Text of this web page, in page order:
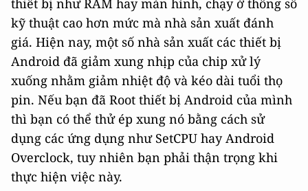
thiết bị như RAM hay màn hình, chạy ở thông số
kỹ thuật cao hơn mức mà nhà sản xuất đánh
giá. Hiện nay, một số nhà sản xuất các thiết bị
Android đã giảm xung nhịp của chip xử lý
xuống nhằm giảm nhiệt độ và kéo dài tuổi thọ
pin. Nếu bạn đã Root thiết bị Android của mình
thì bạn có thể thử ép xung nó bằng cách sử
dụng các ứng dụng như SetCPU hay Android
Overclock, tuy nhiên bạn phải thận trọng khi
thực hiện việc này.